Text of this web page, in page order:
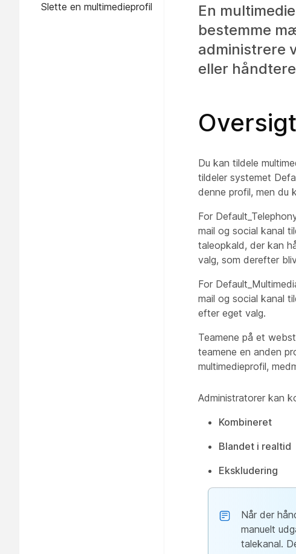
Slette en multimedieprofil
En
bestemme
administrere
eller
Oversigt
Du kan tildele
tildeler systemet
denne profil, men du
For
mail og social kanal
taleopkald, der kan
valg, som derefter
For
mail og social kanal
efter eget valg.
Teamene på et
teamene en anden
multimedieprofil,
Administratorer kan
Kombineret
Blandet i realtid
Ekskludering
Når der
manuelt
talekanal.